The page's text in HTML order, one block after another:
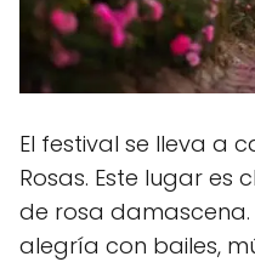
El festival se lleva a
Rosas. Este lugar
de rosa damascena.
alegría con bailes,